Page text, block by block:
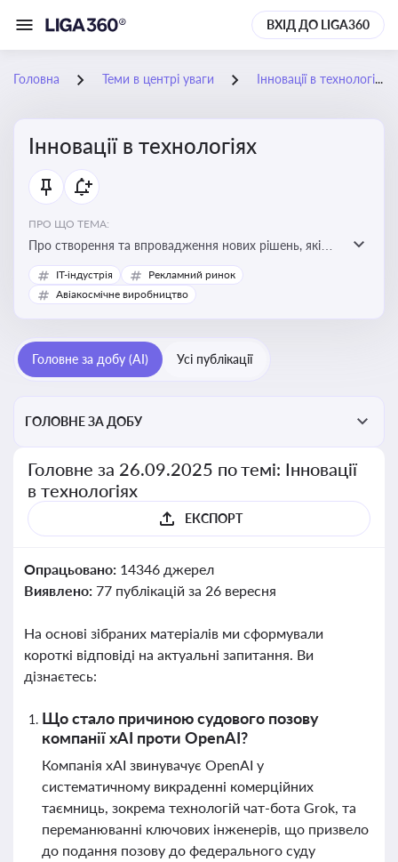
ВХІД ДО LIGA360
Головна Теми в центрі уваги Інновації в технологіях
Інновації в технологіях
ПРО ЩО ТЕМА:
Про створення та впровадження нових рішень, які
покращують ефективність, функціональність або
можливості технологічних продуктів і процесів.
IT-індустрія
Рекламний ринок
Авіакосмічне виробництво
Головне за добу (AI) Усі публікації
ГОЛОВНЕ ЗА ДОБУ
Головне за 26.09.2025 по темі: Інновації
в технологіях
ЕКСПОРТ
Опрацьовано: 14346 джерел
Виявлено: 77 публікацій за 26 вересня
На основі зібраних матеріалів ми сформували
короткі відповіді на актуальні запитання. Ви
дізнаєтесь:
Що стало причиною судового позову
компанії xAI проти OpenAI?
Компанія xAI звинувачує OpenAI у
систематичному викраденні комерційних
таємниць, зокрема технологій чат-бота Grok, та
переманюванні ключових інженерів, що призвело
до подання позову до федерального суду